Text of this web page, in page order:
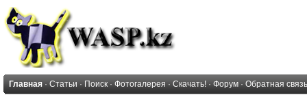
Главная · Статьи · Поиск · Фотогалерея · Скачать! · Форум · Обратная связь